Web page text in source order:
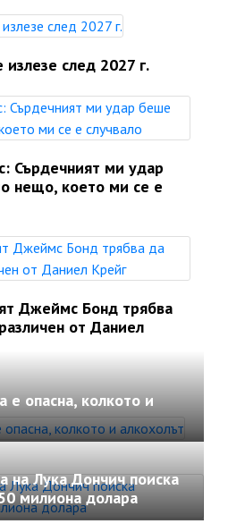
след 2027 г.
Сърдечният ми удар
нещо, което ми се е
Джеймс Бонд трябва
от Даниел
е опасна, колкото и
на Лука Дончич поиска
милиона долара